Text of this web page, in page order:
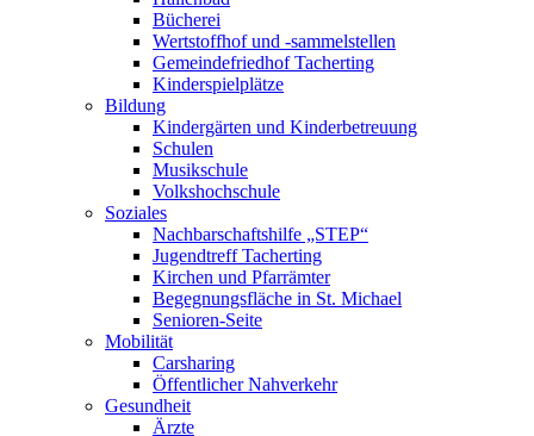
Bücherei
Wertstoffhof und -sammelstellen
Gemeindefriedhof Tacherting
Kinderspielplätze
Bildung
Kindergärten und Kinderbetreuung
Schulen
Musikschule
Volkshochschule
Soziales
Nachbarschaftshilfe „STEP“
Jugendtreff Tacherting
Kirchen und Pfarrämter
Begegnungsfläche in St. Michael
Senioren-Seite
Mobilität
Carsharing
Öffentlicher Nahverkehr
Gesundheit
Ärzte